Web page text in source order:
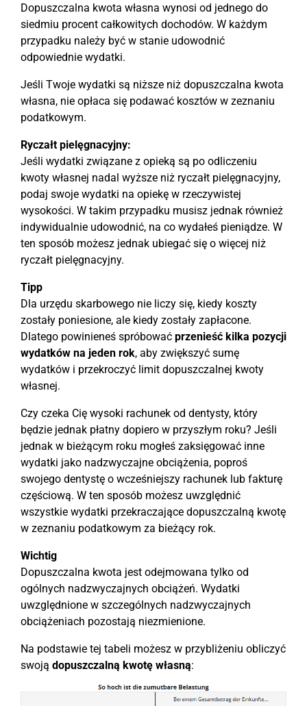
Dopuszczalna kwota własna wynosi od jednego do
siedmiu procent całkowitych dochodów. W każdym
przypadku należy być w stanie udowodnić
odpowiednie wydatki.
Jeśli Twoje wydatki są niższe niż dopuszczalna kwota
własna, nie opłaca się podawać kosztów w zeznaniu
podatkowym.
Ryczałt pielęgnacyjny:
Jeśli wydatki związane z opieką są po odliczeniu
kwoty własnej nadal wyższe niż ryczałt pielęgnacyjny,
podaj swoje wydatki na opiekę w rzeczywistej
wysokości. W takim przypadku musisz jednak również
indywidualnie udowodnić, na co wydałeś pieniądze. W
ten sposób możesz jednak ubiegać się o więcej niż
ryczałt pielęgnacyjny.
Tipp
Dla urzędu skarbowego nie liczy się, kiedy koszty
zostały poniesione, ale kiedy zostały zapłacone.
Dlatego powinieneś spróbować przenieść kilka pozycji
wydatków na jeden rok, aby zwiększyć sumę
wydatków i przekroczyć limit dopuszczalnej kwoty
własnej.
Czy czeka Cię wysoki rachunek od dentysty, który
będzie jednak płatny dopiero w przyszłym roku? Jeśli
jednak w bieżącym roku mogłeś zaksięgować inne
wydatki jako nadzwyczajne obciążenia, poproś
swojego dentystę o wcześniejszy rachunek lub fakturę
częściową. W ten sposób możesz uwzględnić
wszystkie wydatki przekraczające dopuszczalną kwotę
w zeznaniu podatkowym za bieżący rok.
Wichtig
Dopuszczalna kwota jest odejmowana tylko od
ogólnych nadzwyczajnych obciążeń. Wydatki
uwzględnione w szczególnych nadzwyczajnych
obciążeniach pozostają niezmienione.
Na podstawie tej tabeli możesz w przybliżeniu obliczyć
swoją dopuszczalną kwotę własną: